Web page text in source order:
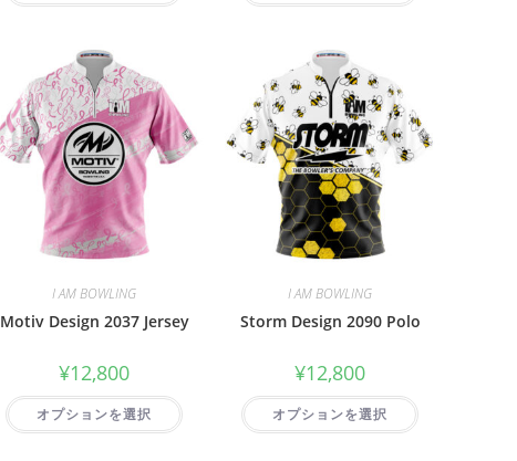
I AM BOWLING
Motiv Design 2037 Jersey
¥12,800
オプションを選択
I AM BOWLING
Storm Design 2090 Polo
¥12,800
オプションを選択